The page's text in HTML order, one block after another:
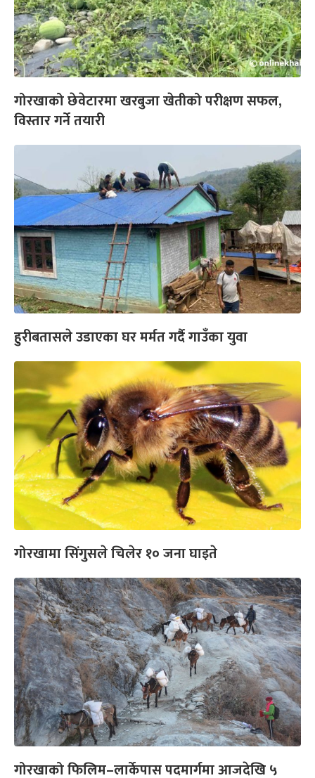
गोरखाको छेवेटारमा खरबुजा खेतीको परीक्षण सफल,
विस्तार गर्ने तयारी
हुरीबतासले उडाएका घर मर्मत गर्दै गाउँका युवा
गोरखामा सिंगुसले चिलेर १० जना घाइते
गोरखाको फिलिम–लार्केपास पदमार्गमा आजदेखि ५